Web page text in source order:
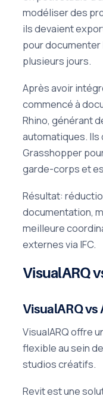
modéliser des
ils devaient
pour
plusieurs jours.
Après avoir
commencé à
Rhino, générant
automatiques.
Grasshopper
garde-corps et
Résultat:
documentation,
meilleure
externes via IFC.
VisualARQ
VisualARQ
VisualARQ offre
flexible au sein
studios créatifs.
Revit est une